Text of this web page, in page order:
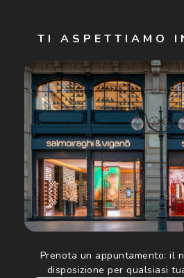
Cliccando su "Iscriviti", confermo di
acconsento all'utilizzo dei miei Dati
Luxottica Group S.p.A. per l'invio
ed altre comunicazioni di carattere
Informativa sulla privacyper
TI ASPETTIAMO
Prenota un appuntamento: il
disposizione per qualsiasi